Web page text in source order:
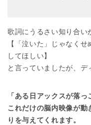
歌詞にうるさい知り合い
【「泣いた」じゃなく
してほしい】
と言っていましたが、デ
「ある日アックスが落っ
これだけの脳内映像が
りを与えてくれます。